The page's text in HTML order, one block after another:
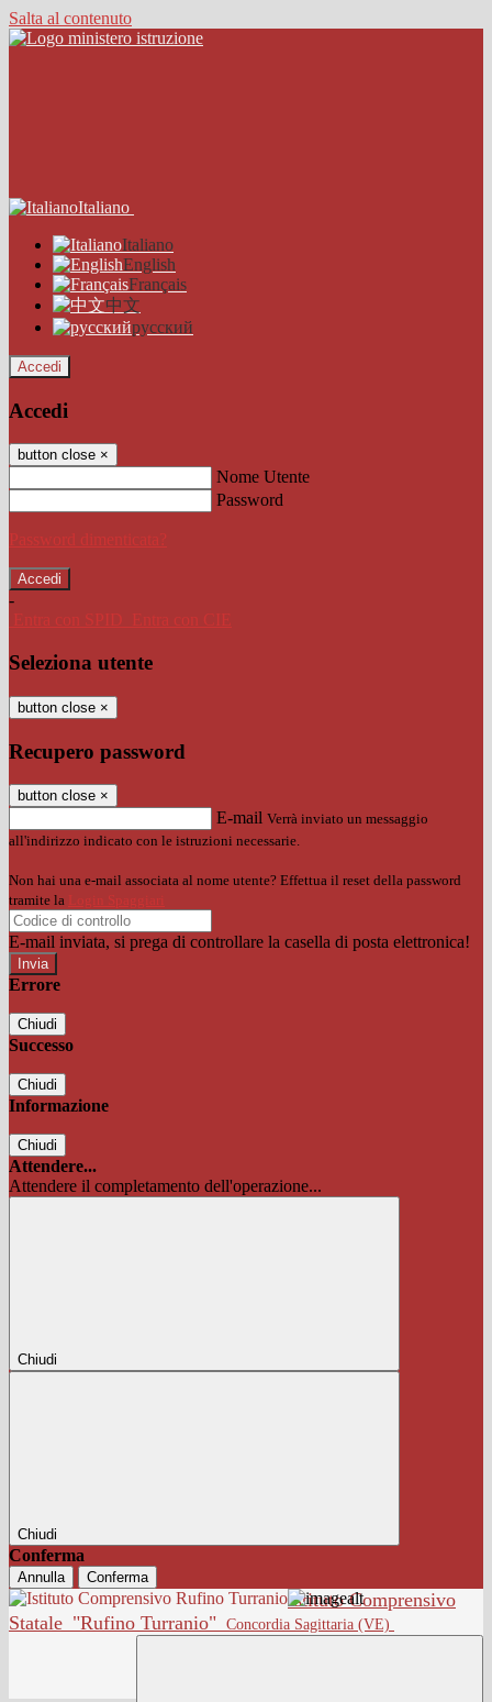
Salta al contenuto
Italiano
Italiano
English
Français
中文
русский
Accedi
Accedi
button close ×
Nome Utente
Password
Password dimenticata?
-
Entra con SPID
Entra con CIE
Seleziona utente
button close ×
Recupero password
button close ×
E-mail Verrà inviato un messaggio
all'indirizzo indicato con le istruzioni necessarie.
Non hai una e-mail associata al nome utente? Effettua il reset della password
tramite la Login Spaggiari
E-mail inviata, si prega di controllare la casella di posta elettronica!
Errore
Chiudi
Successo
Chiudi
Informazione
Chiudi
Attendere...
Attendere il completamento dell'operazione...
Chiudi
Chiudi
Conferma
Annulla Conferma
Istituto Comprensivo
Statale "Rufino Turranio" Concordia Sagittaria (VE)